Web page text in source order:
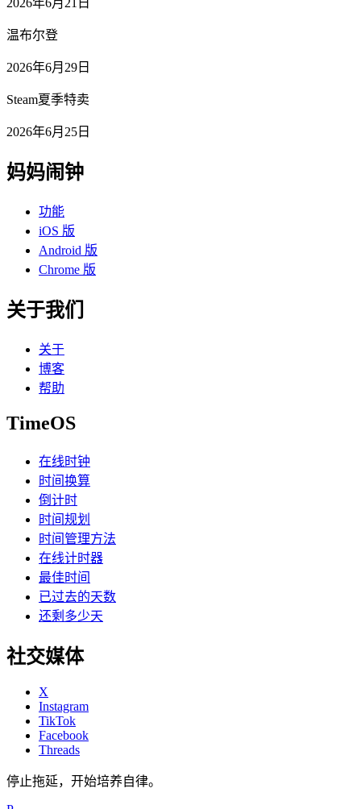
2026年6月21日
温布尔登
2026年6月29日
Steam夏季特卖
2026年6月25日
妈妈闹钟
功能
iOS 版
Android 版
Chrome 版
关于我们
关于
博客
帮助
TimeOS
在线时钟
时间换算
倒计时
时间规划
时间管理方法
在线计时器
最佳时间
已过去的天数
还剩多少天
社交媒体
X
Instagram
TikTok
Facebook
Threads
停止拖延，开始培养自律。